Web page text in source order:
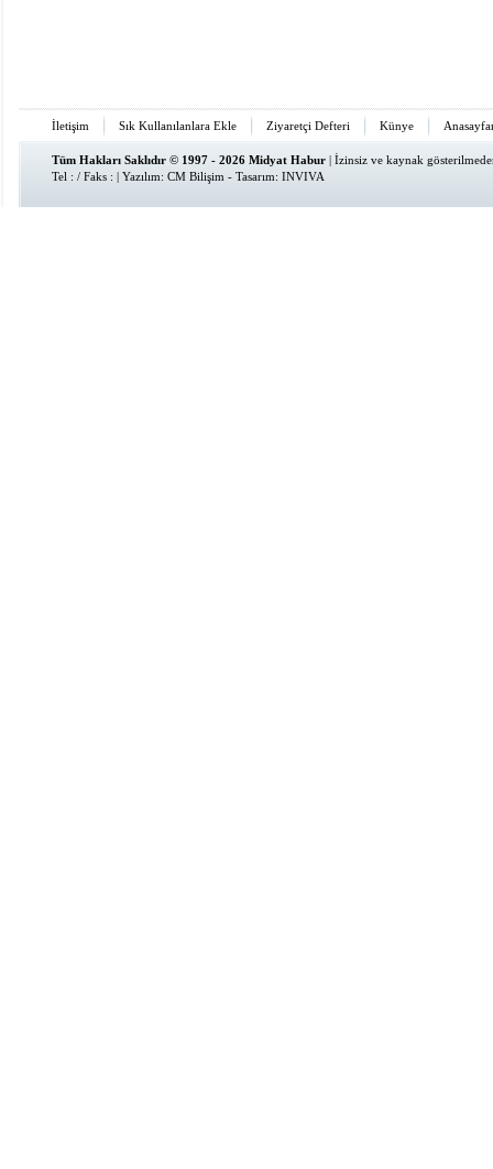
İletişim Sık Kullanılanlara Ekle Ziyaretçi Defteri Künye
Tüm Hakları Saklıdır © 1997 - 2026 Midyat Habur | İzinsiz ve kaynak
Tel : / Faks : | Yazılım: CM Bilişim - Tasarım: INVIVA